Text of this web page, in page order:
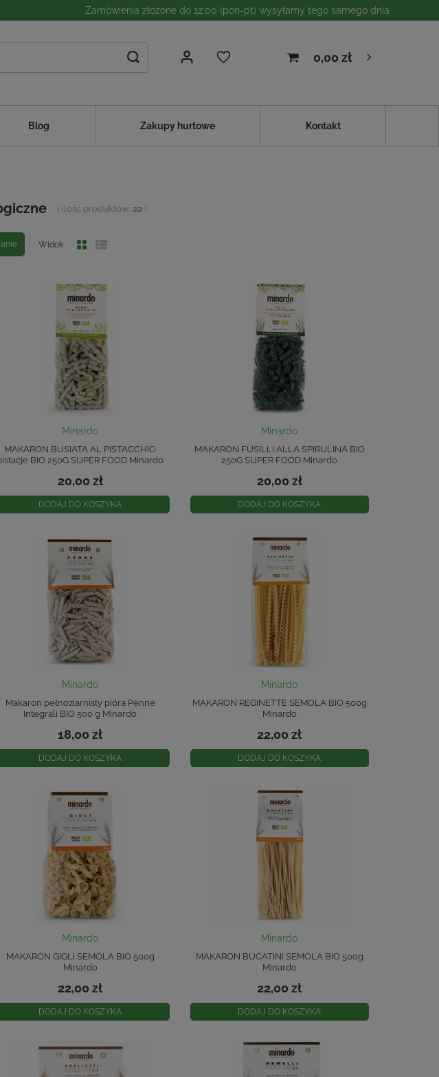
Zamówienia złożone do 12:00 (pon-pt) wysyłamy tego samego dnia
0,00 zł
Blog Zakupy hurtowe Kontakt
( ilość produktów: 22 )
Widok
Minardo
MAKARON BUSIATA AL PISTACCHIO
BIO 250G SUPER FOOD Minardo
20,00 zł
DODAJ DO KOSZYKA
Minardo
MAKARON FUSILLI ALLA SPIRULINA BIO
250G SUPER FOOD Minardo
20,00 zł
DODAJ DO KOSZYKA
Minardo
Makaron pełnoziarnisty pióra Penne
Integrali BIO 500 g Minardo
18,00 zł
DODAJ DO KOSZYKA
Minardo
MAKARON REGINETTE SEMOLA BIO 500g
Minardo
22,00 zł
DODAJ DO KOSZYKA
Minardo
MAKARON GIGLI SEMOLA BIO 500g
Minardo
22,00 zł
DODAJ DO KOSZYKA
Minardo
MAKARON BUCATINI SEMOLA BIO 500g
Minardo
22,00 zł
DODAJ DO KOSZYKA